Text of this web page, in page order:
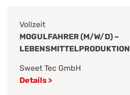
Vollzeit
MOGULFAHRER (M/W/D) –
LEBENSMITTELPRODUKTION
Sweet Tec GmbH
Details >